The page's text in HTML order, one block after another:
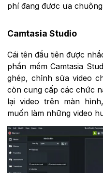
phí đang được ưa
Camtasia Studio
Cái tên đầu tiên được
phần mềm Camtasia
ghép, chỉnh sửa video
còn cung cấp các chức
lại video trên màn
muốn làm những video